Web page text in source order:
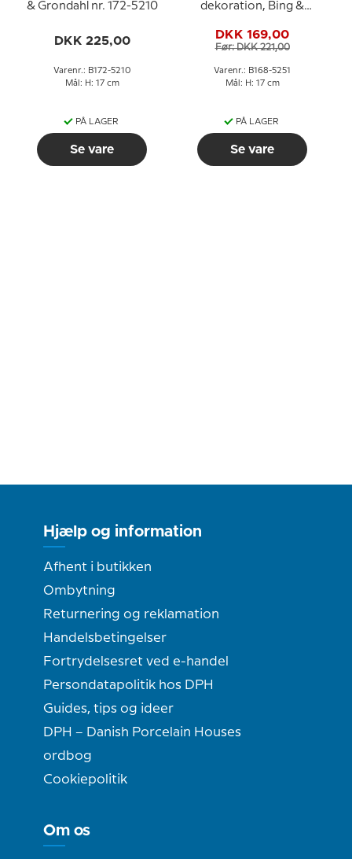
& Grondahl nr. 172-5210
DKK 225,00
Varenr.: B172-5210
Mål: H: 17 cm
PÅ LAGER
Se vare
dekoration, Bing &
DKK 169,00
Før: DKK 221,00
Varenr.: B168-5251
Mål: H: 17 cm
PÅ LAGER
Se vare
Hjælp og information
Afhent i butikken
Ombytning
Returnering og reklamation
Handelsbetingelser
Fortrydelsesret ved e-handel
Persondatapolitik hos DPH
Guides, tips og ideer
DPH – Danish Porcelain Houses
ordbog
Cookiepolitik
Om os